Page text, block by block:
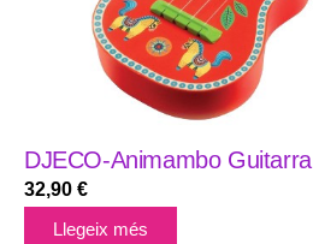
DJECO-Animambo Guitarra
32,90 €
Llegeix més